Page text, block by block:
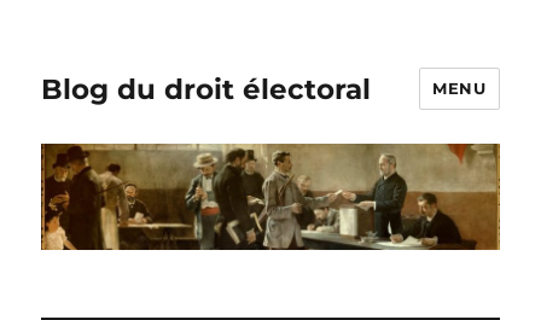
Blog du droit électoral MENU